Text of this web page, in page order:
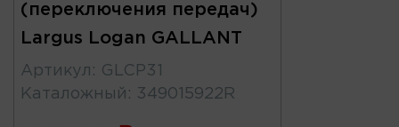
(переключения передач)
Largus Logan GALLANT
Артикул : GLCP31
Каталожный : 349015922R